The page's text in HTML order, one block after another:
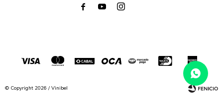
  
© Copyright 2026 / Vinibel